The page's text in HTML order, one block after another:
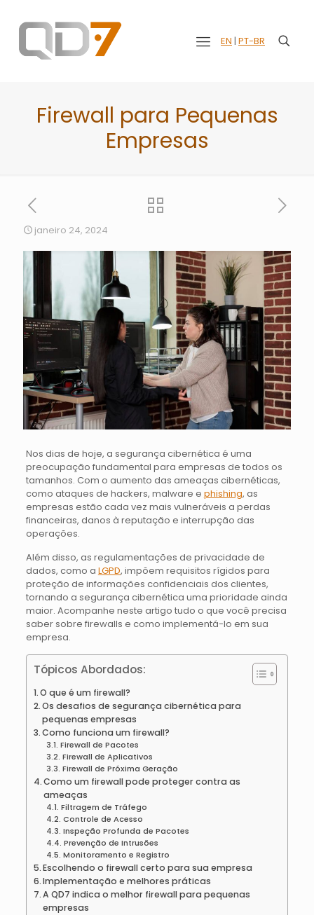
EN | PT-BR
Firewall para Pequenas
Empresas
janeiro 24, 2024
Nos dias de hoje, a segurança cibernética é uma
preocupação fundamental para empresas de todos os
tamanhos. Com o aumento das ameaças cibernéticas,
como ataques de hackers, malware e phishing, as
empresas estão cada vez mais vulneráveis a perdas
financeiras, danos à reputação e interrupção das
operações.
Além disso, as regulamentações de privacidade de
dados, como a LGPD, impõem requisitos rígidos para
proteção de informações confidenciais dos clientes,
tornando a segurança cibernética uma prioridade ainda
maior. Acompanhe neste artigo tudo o que você precisa
saber sobre firewalls e como implementá-lo em sua
empresa.
Tópicos Abordados:
O que é um firewall?
Os desafios de segurança cibernética para
pequenas empresas
Como funciona um firewall?
Firewall de Pacotes
Firewall de Aplicativos
Firewall de Próxima Geração
Como um firewall pode proteger contra as
ameaças
Filtragem de Tráfego
Controle de Acesso
Inspeção Profunda de Pacotes
Prevenção de Intrusões
Monitoramento e Registro
Escolhendo o firewall certo para sua empresa
Implementação e melhores práticas
A QD7 indica o melhor firewall para pequenas
empresas